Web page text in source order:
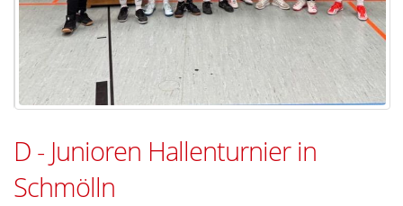
D - Junioren Hallenturnier in
Schmölln